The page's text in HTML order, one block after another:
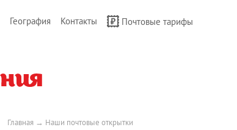
География Контакты Почтовые тарифы
Главная → Наши почтовые открытки